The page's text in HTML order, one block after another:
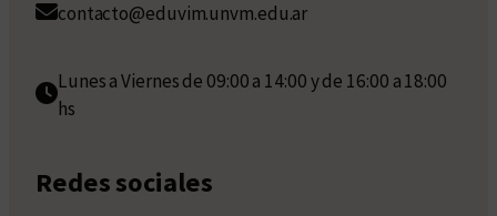
contacto@eduvim.unvm.edu.ar
Lunes a Viernes de 09:00 a 14:00 y de 16:00 a 18:00
hs
Redes sociales